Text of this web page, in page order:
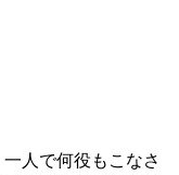
人で何役もこなさ